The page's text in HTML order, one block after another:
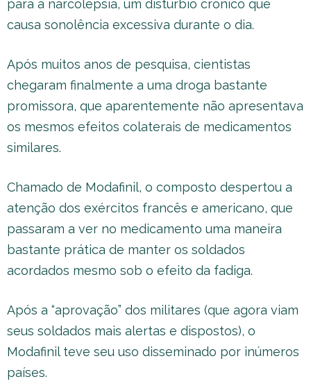
para a narcolepsia, um distúrbio crônico que
causa sonolência excessiva durante o dia.
Após muitos anos de pesquisa, cientistas
chegaram finalmente a uma droga bastante
promissora, que aparentemente não apresentava
os mesmos efeitos colaterais de medicamentos
similares.
Chamado de Modafinil, o composto despertou a
atenção dos exércitos francês e americano, que
passaram a ver no medicamento uma maneira
bastante prática de manter os soldados
acordados mesmo sob o efeito da fadiga.
Após a “aprovação” dos militares (que agora viam
seus soldados mais alertas e dispostos), o
Modafinil teve seu uso disseminado por inúmeros
países.